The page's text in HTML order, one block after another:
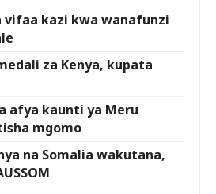
vifaa kazi kwa wanafunzi
za Kenya, kupata
afya kaunti ya Meru
mgomo
na Somalia wakutana,